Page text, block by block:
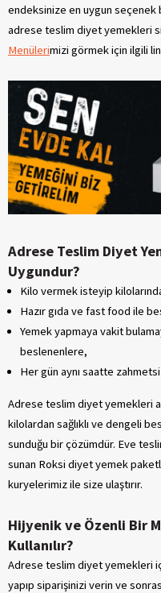
endeksinize en uygun seçenek
adrese teslim diyet yemekleri
Menülerimizi görmek için ilgili
Adrese Teslim Diyet
Uygundur?
Kilo vermek isteyip
Hazır gıda ve fast food ile
Yemek yapmaya vakit
beslenenlere,
Her gün aynı saatte
Adrese teslim diyet yemekleri
kilolardan sağlıklı ve dengeli
sunduğu bir çözümdür. Eve
sunan Roksi diyet yemek
kuryelerimiz ile size ulaştırır.
Hijyenik ve Özenli Bir
Kullanılır?
Adrese teslim diyet yemekleri
yapıp siparişinizi verin ve